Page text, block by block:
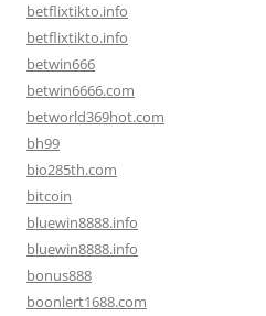
betflixtikto.info
betflixtikto.info
betwin666
betwin6666.com
betworld369hot.com
bh99
bio285th.com
bitcoin
bluewin8888.info
bluewin8888.info
bonus888
boonlert1688.com